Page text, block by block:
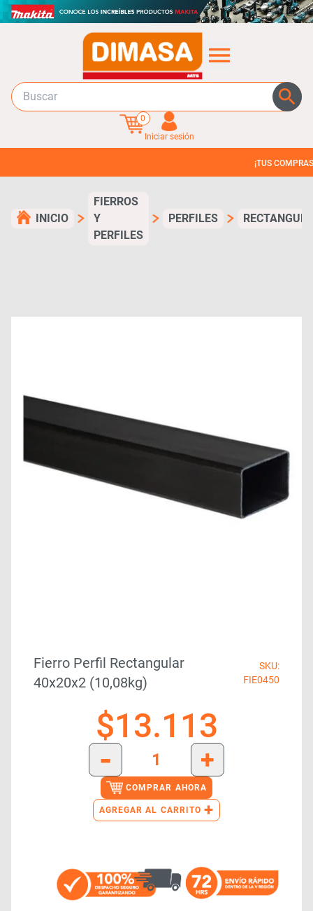
0
Iniciar sesión
¡TUS COMPRAS EN 3
INICIO
FIERROS
Y
PERFILES
PERFILES
Fierro Perfil Rectangular
40x20x2 (10,08kg)
SKU:
FIE0450
$13.113
-
+
COMPRAR AHORA
AGREGAR AL CARRITO +